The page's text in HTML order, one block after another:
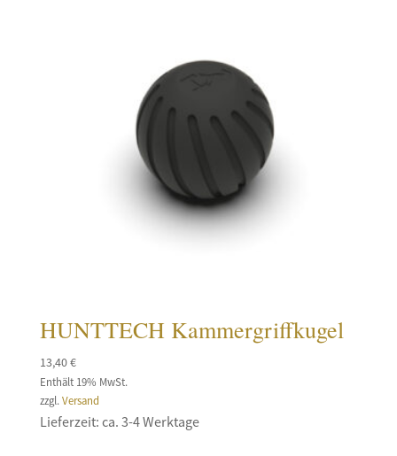
HUNTTECH Kammergriffkugel
13,40€
Enthält 19% MwSt.
zzgl.Versand
Lieferzeit: ca. 3-4 Werktage